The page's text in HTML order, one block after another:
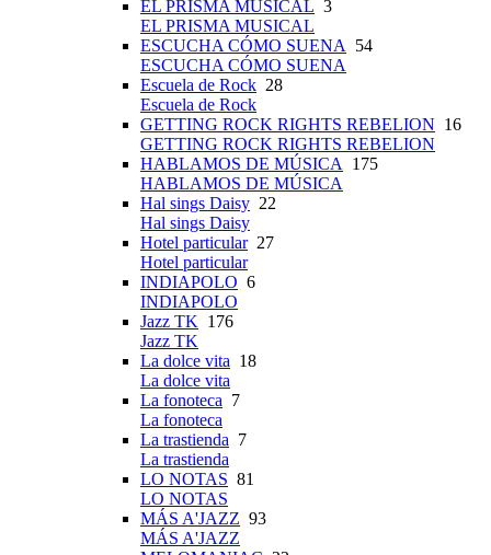
EL PRISMA MUSICAL 3
EL PRISMA MUSICAL
ESCUCHA CÓMO SUENA
54
ESCUCHA CÓMO SUENA
Escuela de Rock 28
Escuela de Rock
GETTING ROCK RIGHTS REBELION 16
GETTING ROCK RIGHTS REBELION
HABLAMOS DE MÚSICA
175
HABLAMOS DE MÚSICA
Hal sings Daisy 22
Hal sings Daisy
Hotel particular27
Hotel particular
INDIAPOLO 6
INDIAPOLO
Jazz TK 176
Jazz TK
La dolce vita 18
La dolce vita
La fonoteca 7
La fonoteca
La trastienda 7
La trastienda
LO NOTAS 81
LO NOTAS
MÁS A'JAZZ 93
MÁS A'JAZZ